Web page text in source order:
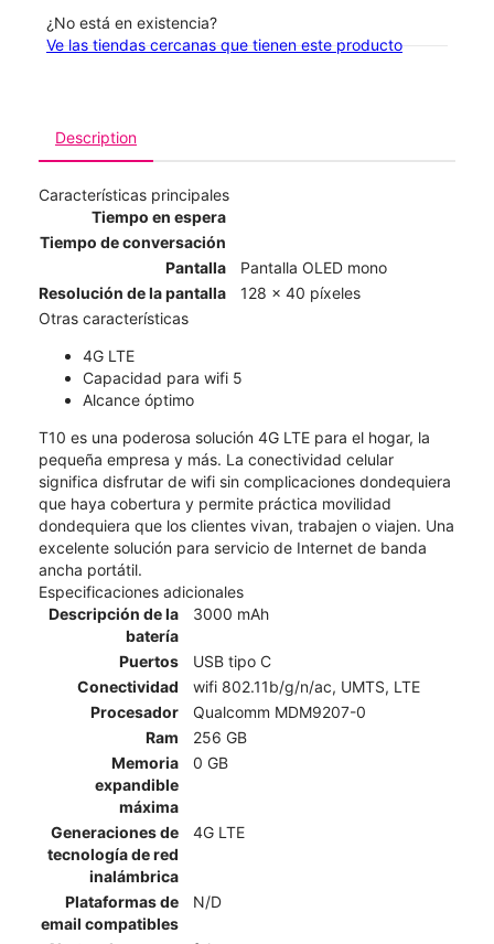
¿No está en existencia?
Ve las tiendas cercanas que tienen este producto
Description
Características principales
Tiempo en espera
Tiempo de conversación
Pantalla
Pantalla OLED mono
Resolución de la pantalla
128 x 40 píxeles
Otras características
4G LTE
Capacidad para wifi 5
Alcance óptimo
T10 es una poderosa solución 4G LTE para el hogar, la
pequeña empresa y más. La conectividad celular
significa disfrutar de wifi sin complicaciones dondequiera
que haya cobertura y permite práctica movilidad
dondequiera que los clientes vivan, trabajen o viajen. Una
excelente solución para servicio de Internet de banda
ancha portátil.
Especificaciones adicionales
Descripción de la
batería
3000 mAh
Puertos
USB tipo C
Conectividad
wifi 802.11b/g/n/ac, UMTS, LTE
Procesador
Qualcomm MDM9207-0
Ram
256 GB
Memoria
expandible
máxima
0 GB
Generaciones de
tecnología de red
inalámbrica
4G LTE
Plataformas de
email compatibles
N/D